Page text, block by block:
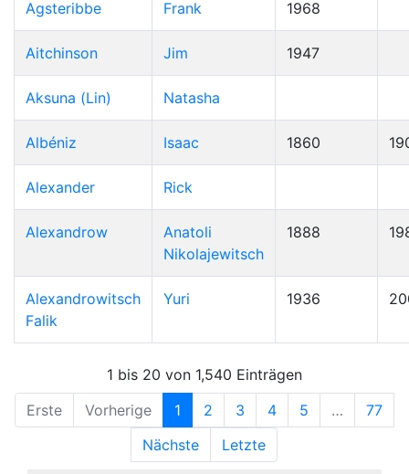
Agsteribbe Frank 1968
Aitchinson Jim 1947
Aksuna (Lin) Natasha
Albéniz Isaac 1860
Alexander Rick
Alexandrow
Anatoli
Nikolajewitsch
1888
Alexandrowitsch
Falik
Yuri 1936
1 bis 20 von 1,540 Einträgen
Erste
Vorherige 1 2 3 4 5 …
77
Nächste
Letzte